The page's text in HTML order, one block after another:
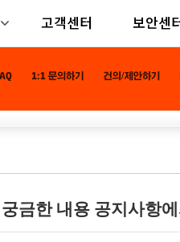
고객센터 보안센
금한 내용 공지사항